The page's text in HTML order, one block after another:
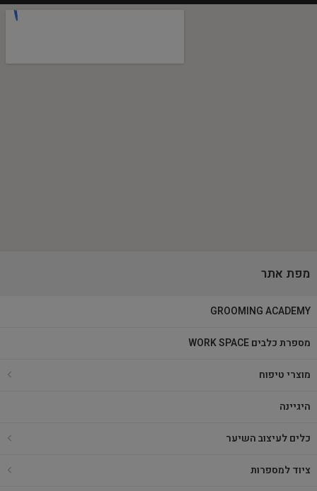
מפת אתר
GROOMING ACADEMY
מספרת כלבים WORK SPACE
מוצרי טיפוח
היגיינה
כלים לעיצוב השיער
ציוד למספרות